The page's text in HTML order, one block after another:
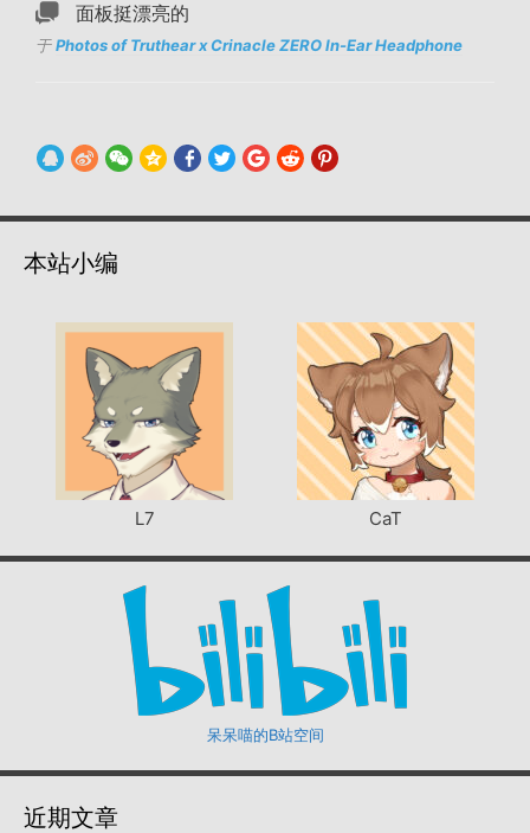
面板挺漂亮的
于Photos of Truthear x Crinacle ZERO In-Ear Headphone
本站小编
L7 CaT
呆呆喵的B站空间
近期文章